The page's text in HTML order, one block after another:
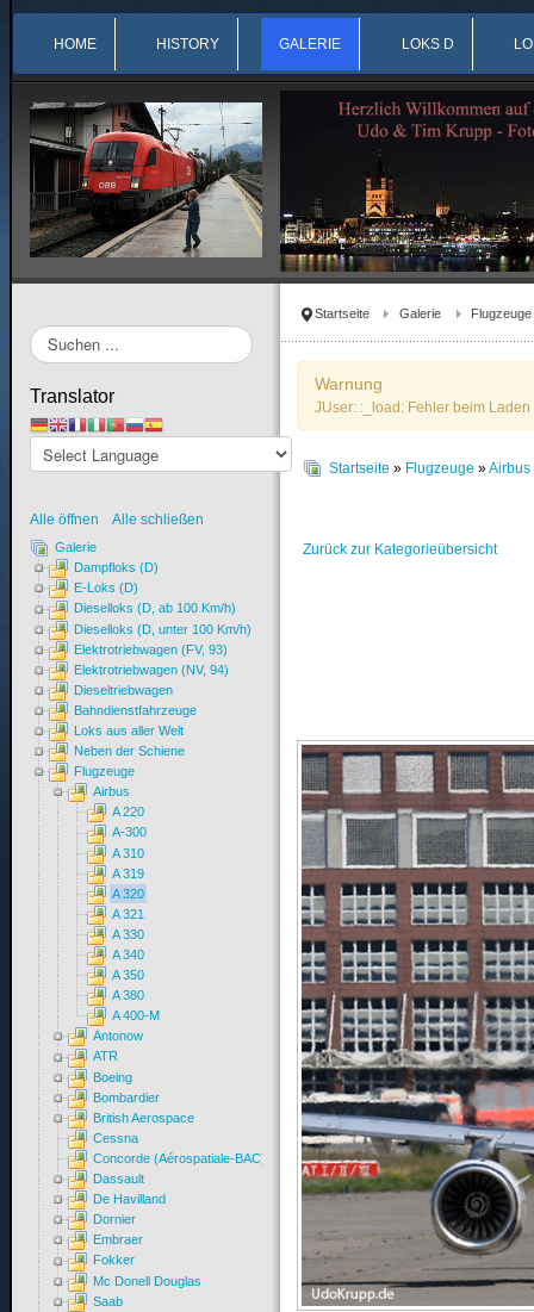
HOME HISTORY GALERIE LOKS D
Startseite Galerie Flugzeuge
Warnung
JUser: :_load: Fehler beim
Startseite » Flugzeuge »Airbus
Zurück zur Kategorieübersicht
Suchen
...
Translator
Alle öffnen Alle schließen
Galerie
Dampfloks (D)
E-Loks (D)
Dieselloks (D, ab 100 Km/h)
Dieselloks (D, unter 100 Km/h)
Elektrotriebwagen (FV, 93)
Elektrotriebwagen (NV, 94)
Dieseltriebwagen
Bahndienstfahrzeuge
Loks aus aller Welt
Neben der Schiene
Flugzeuge
Airbus
A 220
A-300
A 310
A 319
A 320
A 321
A 330
A 340
A 350
A 380
A 400-M
Antonow
ATR
Boeing
Bombardier
British Aerospace
Cessna
Concorde (Aérospatiale-BAC)
Dassault
De Havilland
Dornier
Embraer
Fokker
Mc Donell Douglas
Saab